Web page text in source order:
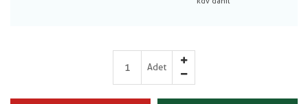
Adet